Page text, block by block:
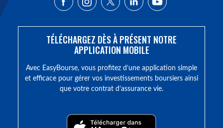
TÉLÉCHARGEZ DÈS À PRÉSENT NOTRE
APPLICATION MOBILE
Avec EasyBourse, vous profitez d’une application simple
et efficace pour gérer vos investissements boursiers ainsi
que votre contrat d’assurance vie.